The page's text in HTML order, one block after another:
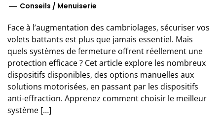
Conseils / Menuiserie
Face à l’augmentation des cambriolages, sécuriser vos
volets battants est plus que jamais essentiel. Mais
quels systèmes de fermeture offrent réellement une
protection efficace ? Cet article explore les nombreux
dispositifs disponibles, des options manuelles aux
solutions motorisées, en passant par les dispositifs
anti-effraction. Apprenez comment choisir le meilleur
système […]